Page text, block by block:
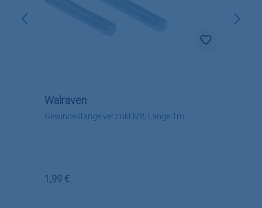
Gewindestange verzinkt M8, Länge 1m
Walraven
Regulärer Preis:
1,99 €